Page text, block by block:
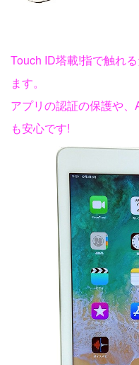
Touch ID塔載!指で触れ
ます。
アプリの認証の保護や
も安心です!